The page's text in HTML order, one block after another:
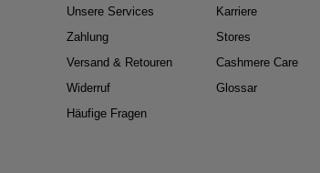
Unsere Services
Zahlung
Versand & Retouren
Widerruf
Häufige Fragen
Karriere
Stores
Cashmere Care
Glossar